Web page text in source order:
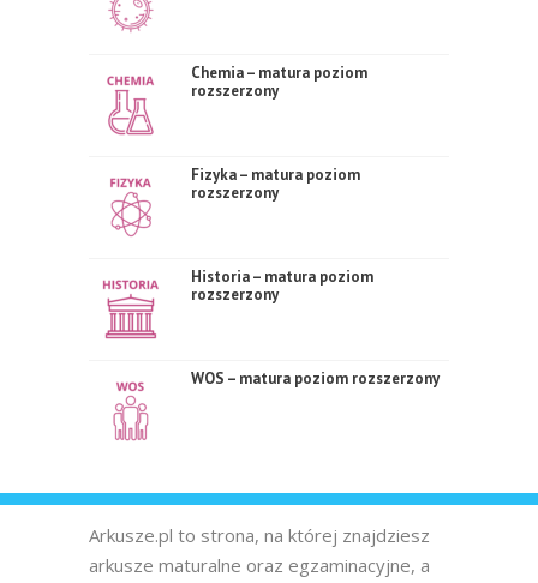
Chemia – matura poziom
rozszerzony
Fizyka – matura poziom
rozszerzony
Historia – matura poziom
rozszerzony
WOS – matura poziom rozszerzony
Arkusze.pl to strona, na której znajdziesz
arkusze maturalne oraz egzaminacyjne, a